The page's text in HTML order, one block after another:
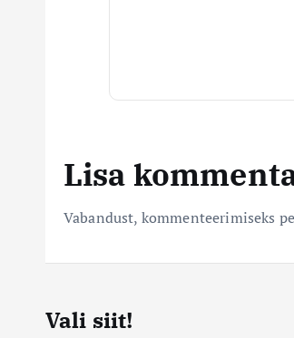
Lisa
Vabandust, kommenteerimiseks
Vali siit!